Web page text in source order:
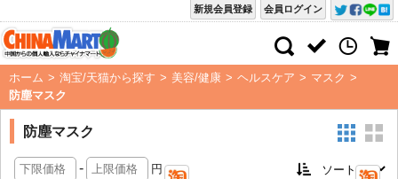
会員ログイン
新規会員登録
ホーム > 淘宝/天猫から探す > 美容/健康 > ヘルスケア > マスク >
防塵マスク
防塵マスク
- 円